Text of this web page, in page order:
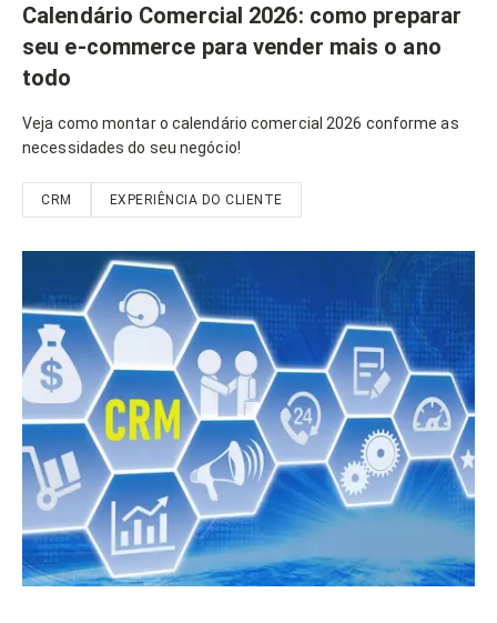
Calendário Comercial 2026: como preparar
seu e-commerce para vender mais o ano
todo
Veja como montar o calendário comercial 2026 conforme as
necessidades do seu negócio!
CRM EXPERIÊNCIA DO CLIENTE